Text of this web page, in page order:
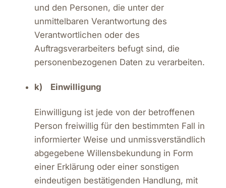
und den Personen, die unter der
unmittelbaren Verantwortung des
Verantwortlichen oder des
Auftragsverarbeiters befugt sind, die
personenbezogenen Daten zu verarbeiten.
k) Einwilligung
Einwilligung ist jede von der betroffenen
Person freiwillig für den bestimmten Fall in
informierter Weise und unmissverständlich
abgegebene Willensbekundung in Form
einer Erklärung oder einer sonstigen
eindeutigen bestätigenden Handlung, mit